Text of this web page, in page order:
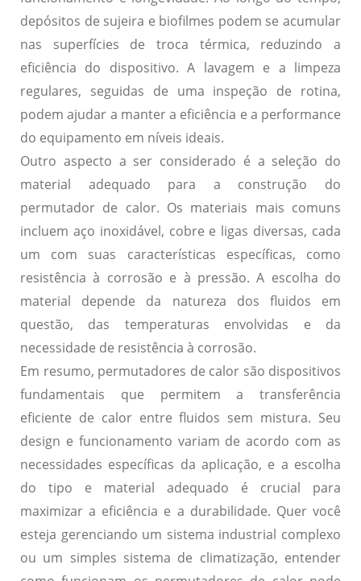
depósitos de sujeira e biofilmes podem se acumular
nas superfícies de troca térmica, reduzindo a
eficiência do dispositivo. A lavagem e a limpeza
regulares, seguidas de uma inspeção de rotina,
podem ajudar a manter a eficiência e a performance
do equipamento em níveis ideais.
Outro aspecto a ser considerado é a seleção do
material adequado para a construção do
permutador de calor. Os materiais mais comuns
incluem aço inoxidável, cobre e ligas diversas, cada
um com suas características específicas, como
resistência à corrosão e à pressão. A escolha do
material depende da natureza dos fluidos em
questão, das temperaturas envolvidas e da
necessidade de resistência à corrosão.
Em resumo, permutadores de calor são dispositivos
fundamentais que permitem a transferência
eficiente de calor entre fluidos sem mistura. Seu
design e funcionamento variam de acordo com as
necessidades específicas da aplicação, e a escolha
do tipo e material adequado é crucial para
maximizar a eficiência e a durabilidade. Quer você
esteja gerenciando um sistema industrial complexo
ou um simples sistema de climatização, entender